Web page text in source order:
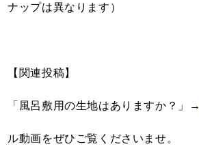
ナップは異なります）
【関連投稿】
「風呂敷用の生地はありますか？」→
ル動画をぜひご覧くださいませ。